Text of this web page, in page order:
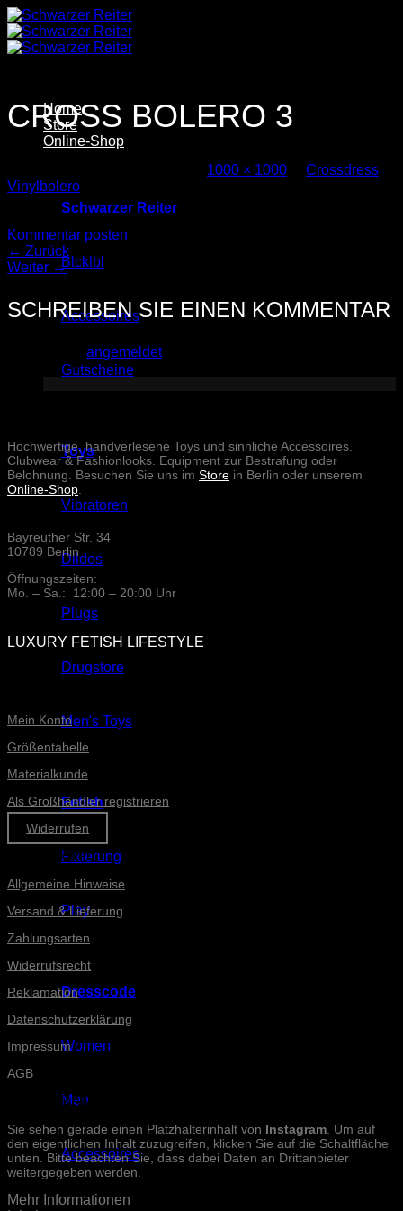
Zum
Inhalt
springen
Home
Store
Online-Shop
Schwarzer Reiter
Blcklbl
Accessoires
Gutscheine
Toys
Vibratoren
Dildos
Plugs
Drugstore
Men's Toys
Fetish
Fixierung
Play
Dresscode
Women
Men
Accessoires
CROSS BOLERO 3
1000 × 1000
Crossdress
Vinylbolero
Trackbacks sind geschlossen, aber Sie können einen
Kommentar posten
← Zurück
Weiter →
SCHREIBEN SIE EINEN KOMMENTAR
angemeldetsein, um einen Kommentar
abzugeben.
Hochwertige, handverlesene Toys und sinnliche Accessoires.
Clubwear & Fashionlooks. Equipment zur Bestrafung oder
Belohnung. Besuchen Sie uns im Store in Berlin oder unserem
Online-Shop
Bayreuther Str. 34
10789 Berlin
Öffnungszeiten:
Mo. – Sa.: 12:00 – 20:00 Uhr
LUXURY FETISH LIFESTYLE
Mein Konto
Größentabelle
Materialkunde
Als Großhändler registrieren
Widerrufen
Informationen
Allgemeine Hinweise
Versand & Lieferung
Zahlungsarten
Widerrufsrecht
Reklamation
Datenschutzerklärung
Impressum
AGB
INSTAGRAM-POSTS
Sie sehen gerade einen Platzhalterinhalt von Instagram . Um auf
den eigentlichen Inhalt zuzugreifen, klicken Sie auf die Schaltfläche
unten. Bitte beachten Sie, dass dabei Daten an Drittanbieter
weitergegeben werden.
Mehr Informationen